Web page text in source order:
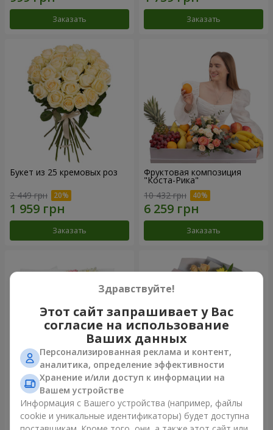
Заказать Заказать
Букет из 25 кремовых роз
2 449 грн
Заказать
Фруктовая композиция
"Коста-Рика"
10 432 грн
Заказать
Букет "Крещатик"
3 941 грн
Букет "Мы и лето"
1 621 грн
Здравствуйте!
Этот сайт запрашивает у Вас
согласие на использование
Ваших данных
Персонализированная реклама и контент,
аналитика, определение эффективности
Хранение и/или доступ к информации на
Вашем устройстве
Информация с Вашего устройства (например, файлы
cookie и уникальные идентификаторы) будет доступна